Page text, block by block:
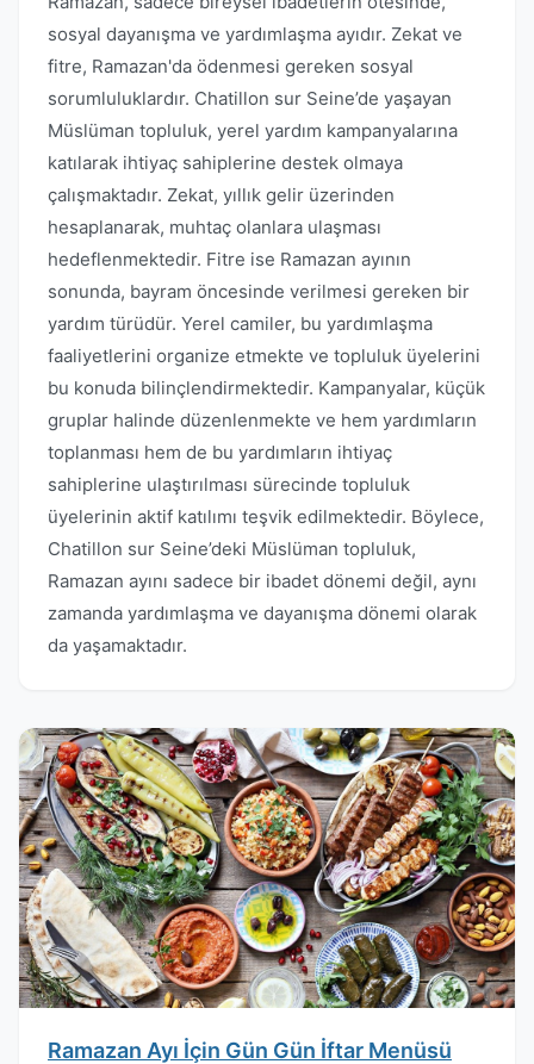
sosyal dayanışma ve yardımlaşma ayıdır. Zekat ve
fitre, Ramazan'da ödenmesi gereken sosyal
sorumluluklardır. Chatillon sur Seine’de yaşayan
Müslüman topluluk, yerel yardım kampanyalarına
katılarak ihtiyaç sahiplerine destek olmaya
çalışmaktadır. Zekat, yıllık gelir üzerinden
hesaplanarak, muhtaç olanlara ulaşması
hedeflenmektedir. Fitre ise Ramazan ayının
sonunda, bayram öncesinde verilmesi gereken bir
yardım türüdür. Yerel camiler, bu yardımlaşma
faaliyetlerini organize etmekte ve topluluk üyelerini
bu konuda bilinçlendirmektedir. Kampanyalar, küçük
gruplar halinde düzenlenmekte ve hem yardımların
toplanması hem de bu yardımların ihtiyaç
sahiplerine ulaştırılması sürecinde topluluk
üyelerinin aktif katılımı teşvik edilmektedir. Böylece,
Chatillon sur Seine’deki Müslüman topluluk,
Ramazan ayını sadece bir ibadet dönemi değil, aynı
zamanda yardımlaşma ve dayanışma dönemi olarak
da yaşamaktadır.
Ramazan Ayı İçin Gün Gün İftar Menüsü